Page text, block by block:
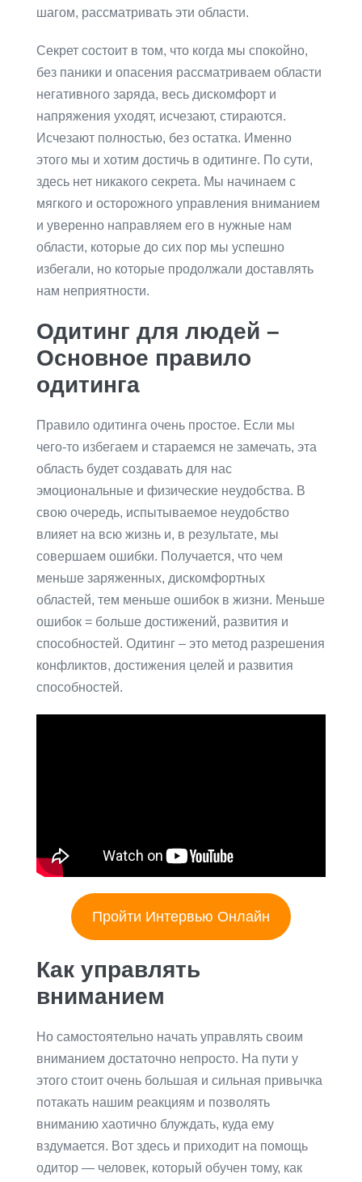
шагом, рассматривать эти области.
Секрет состоит в том, что когда мы спокойно,
без паники и опасения рассматриваем области
негативного заряда, весь дискомфорт и
напряжения уходят, исчезают, стираются.
Исчезают полностью, без остатка. Именно
этого мы и хотим достичь в одитинге. По сути,
здесь нет никакого секрета. Мы начинаем с
мягкого и осторожного управления вниманием
и уверенно направляем его в нужные нам
области, которые до сих пор мы успешно
избегали, но которые продолжали доставлять
нам неприятности.
Одитинг для людей –
Основное правило
одитинга
Правило одитинга очень простое. Если мы
чего-то избегаем и стараемся не замечать, эта
область будет создавать для нас
эмоциональные и физические неудобства. В
свою очередь, испытываемое неудобство
влияет на всю жизнь и, в результате, мы
совершаем ошибки. Получается, что чем
меньше заряженных, дискомфортных
областей, тем меньше ошибок в жизни. Меньше
ошибок = больше достижений, развития и
способностей. Одитинг – это метод разрешения
конфликтов, достижения целей и развития
способностей.
Пройти Интервью Онлайн
Как управлять
вниманием
Но самостоятельно начать управлять своим
вниманием достаточно непросто. На пути у
этого стоит очень большая и сильная привычка
потакать нашим реакциям и позволять
вниманию хаотично блуждать, куда ему
вздумается. Вот здесь и приходит на помощь
одитор — человек, который обучен тому, как